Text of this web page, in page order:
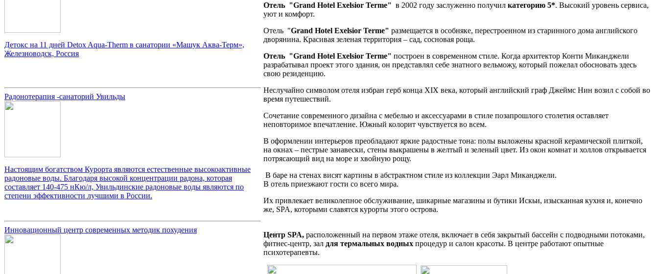
Детокс на 11 дней Detox Aqua-Therm в санатории «Машук Аква-Терм»,
Железноводск, Россия
Радонотерапия -санаторий Увильды
Настоящим богатством Курорта являются естественные высокоактивные
радоновые воды. Благодаря высокой концентрации радона, которая
составляет 140-475 нКю/л, Увильдинские радоновые воды являются по
степени эффективности лучшими в России.
Инновационный центр современных методик похудения
Отель "Grand Hotel Exelsior Terme" в 2002 году заслуженно получил категорию 5*. Высокий уровень сервиса,
уют и комфорт.
Отель "Grand Hotel Exelsior Terme" размещается в особняке, перестроенном из старинного дома английского
дворянина. Красивая зеленая территория – сад, сосновая роща.
Отель "Grand Hotel Exelsior Terme" построен в современном стиле. Когда архитектор Конти Миканджели
разрабатывал проект этого здания, он представлял себе знатного вельможу, который пожелал обосновать здесь
свою резиденцию.
Неслучайно символом отеля избран герб конца XIX века, который английский граф Джеймс Нин возил с собой во
время путешествий.
Сочетание современного дизайна с мебелью и аксессуарами в стиле позапрошлого столетия оставляет
неповторимое впечатление. Южный колорит чувствуется во всем.
В оформлении интерьеров преобладают яркие радостные тона: полы выложены красной керамической плиткой,
на окнах – пестрые занавески, стены выкрашены в желтый и зеленый цвет. Из окон комнат и холлов открывается
потрясающий вид на море и хвойную рощу.
В баре на стенах висят картины в абстрактном стиле из коллекции Эарл Миканджели.
В отель приезжают гости со всего мира.
Их привлекает великолепное обслуживание, шикарные магазины и бутики Искьи, изысканная кухня и, конечно
же, SPA, которыми славятся курорты этого острова.
Центр SPA, расположенный на первом этаже отеля, включает в себя закрытый бассейн с подводными потоками,
фитнес-центр, зал для термальных водных процедур и салон красоты. В центре работают опытные
психотерапевты.